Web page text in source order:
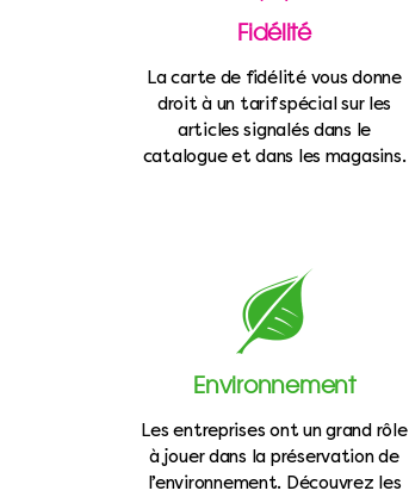
Fidélité
La carte de fidélité vous donne
droit à un tarif spécial sur les
articles signalés dans le
catalogue et dans les magasins.
Environnement
Les entreprises ont un grand rôle
à jouer dans la préservation de
l’environnement. Découvrez les